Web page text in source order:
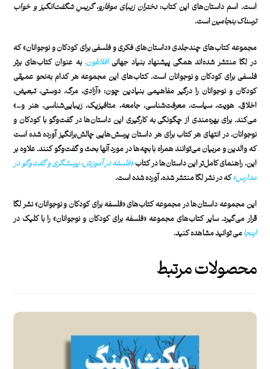
است. اسم داستان‌های این کتاب:دختران زیبای موفارو، گریسِ شگفت‌انگیز و خواب
ترسناک بنجامیناست.
مجموعه کتاب‌های چندجلدی «داستان‌های فکری و فلسفی برای کودکان و نوجوانان» که
در لگا منتشر شده‌اند همگی پیشنهاد بنیاد جهانیافلاطون، به عنوان کتاب‌های برتر
فلسفی برای کودکان و نوجوانان است. کتاب‌های این مجموعه هر کدام به‌نحو عمیقی
کودکان و نوجوانان را درگیر مفاهیمی بنیادین چون: «آزادی، مرگ، دوستی، تبعیض،
اخلاق،‌ هویت، سیاست، معرفت‌شناسی، جامعه، متافیزیک، زیبایی‌شناسی، هنر و…»
می‌کند. برای بهره‌مندی از چگونگی به کارگیری این داستان‌ها در گفت‌وگو با کودکان و
نوجوانان، در انتهای هر کتاب‌‌ برای هر داستان پرسش‌هایی چالش‌برانگیز آورده شده است
که والدین و مربیان می‌توانند همراه با بچه‌ها در مورد آنها بحث و گفت‌وگو کنند. علاوه بر
این، راهنمای کامل‌تر این داستان‌ها در کتاب«فلسفه در آموزش: پرسشگری و گفت‌وگو در
مدارس»که در نشر لگا منتشر شده، آورده شده است.
این مجموعه‌ داستان‌ها در مجموعه‌ کتاب‌های «فلسفه‌ برای کودکان و نوجوانان» نشر لگا
قرار می‌گیرد. سایر کتاب‌های مجموعه «فلسفه‌ برای کودکان و نوجوانان» را با کلیک در
اینجامی توانید مشاهده کنید.
محصولات مرتبط